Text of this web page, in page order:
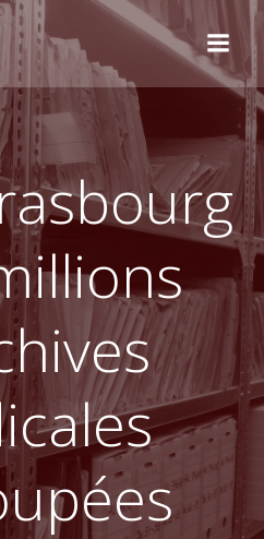
Aller
au
contenu